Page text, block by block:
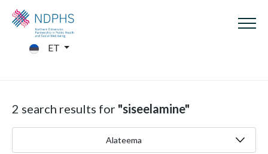
ET
2 search results for "siseelamine"
Alateema